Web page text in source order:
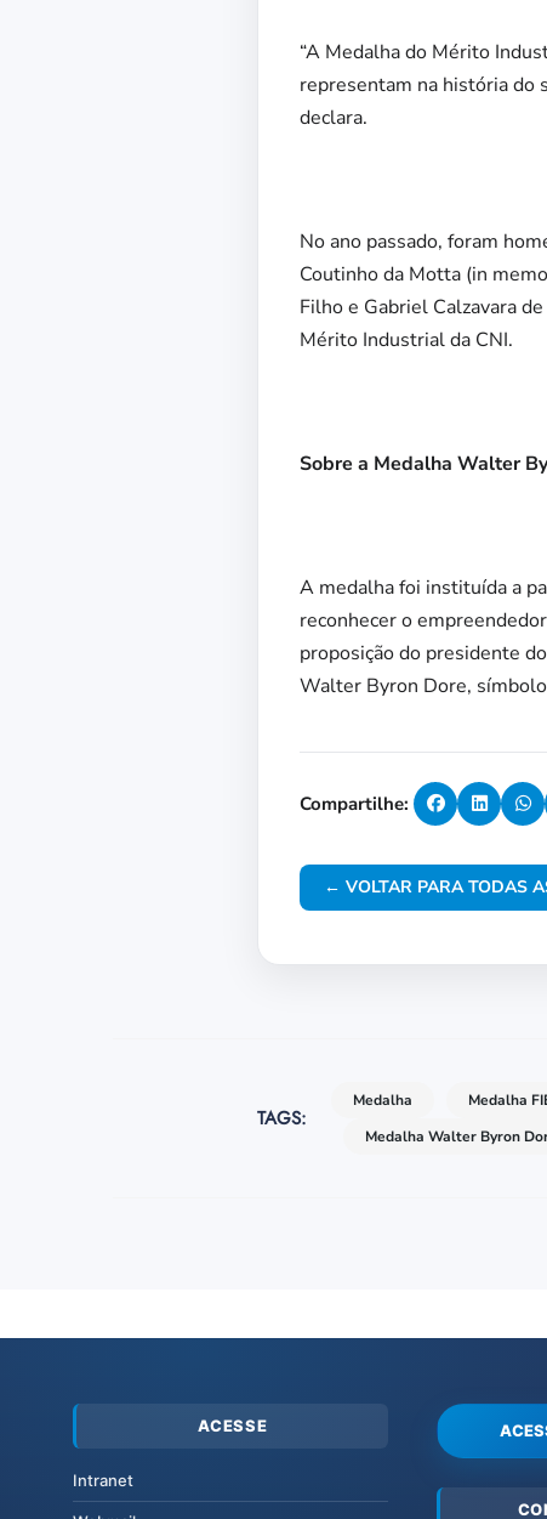
“A Medalha do Mérito
representam na história do
declara.
No ano passado, foram
Coutinho da Motta (in
Filho e Gabriel Calzavara
Mérito Industrial da CNI.
Sobre a Medalha Walter
A medalha foi instituída a
reconhecer o
proposição do presidente
Walter Byron Dore,
Compartilhe:
← VOLTAR PARA TODAS
TAGS:
Medalha Medalha
Medalha Walter Byron
ACESSE
Intranet